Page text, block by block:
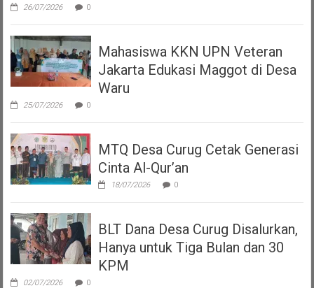
26/07/2026 0
Mahasiswa KKN UPN Veteran
Jakarta Edukasi Maggot di Desa
Waru
25/07/2026 0
MTQ Desa Curug Cetak Generasi
Cinta Al-Qur’an
18/07/2026 0
BLT Dana Desa Curug Disalurkan,
Hanya untuk Tiga Bulan dan 30
KPM
02/07/2026 0